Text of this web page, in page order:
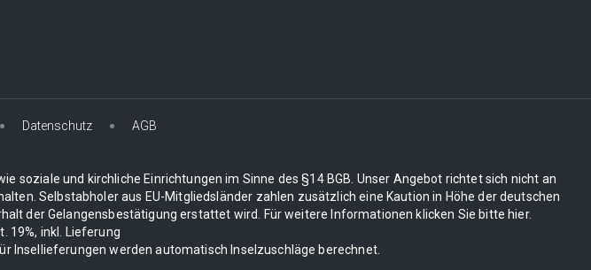
Datenschutz AGB
soziale und kirchliche Einrichtungen im Sinne des §14 BGB. Unser Angebot richtet sich nicht an
Selbstabholer aus EU-Mitgliedsländer zahlen zusätzlich eine Kaution in Höhe der deutschen
der Gelangensbestätigung erstattet wird. Für weitere Informationen klicken Sie bitte hier.
19%, inkl. Lieferung
Insellieferungen werden automatisch Inselzuschläge berechnet.